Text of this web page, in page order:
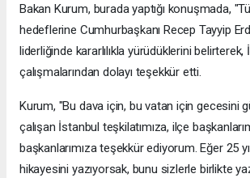
Bakan Kurum, burada yaptığı konuşmada,
hedeflerine Cumhurbaşkanı Recep Tayyip
liderliğinde kararlılıkla yürüdüklerini
çalışmalarından dolayı teşekkür etti.
Kurum, "Bu dava için, bu vatan için gecesini
çalışan İstanbul teşkilatımıza, ilçe
başkanlarımıza teşekkür ediyorum. Eğer 25
hikayesini yazıyorsak, bunu sizlerle birlikte